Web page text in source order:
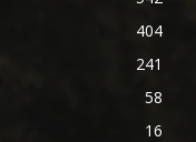
404
241
58
16